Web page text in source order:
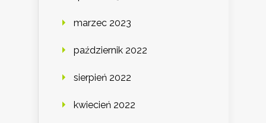
marzec 2023
październik 2022
sierpień 2022
kwiecień 2022